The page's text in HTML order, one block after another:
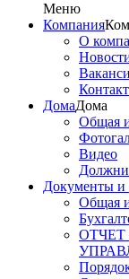
Меню
Компания
О
ДомаДома
Общая
Видео
Документы и
Общая